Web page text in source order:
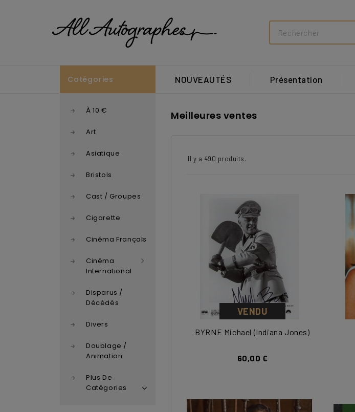
NOUVEAUTÉS Présentation
Catégories
À 10 €
Art
Asiatique
Bristols
Cast / Groupes
Cigarette
Cinéma Français
Cinéma
International
Disparus /
Décédés
Divers
Doublage /
Animation
Plus De
Catégories
Meilleures ventes
Il y a 490 produits.
VENDU
BYRNE Michael (Indiana Jones)
60,00 €